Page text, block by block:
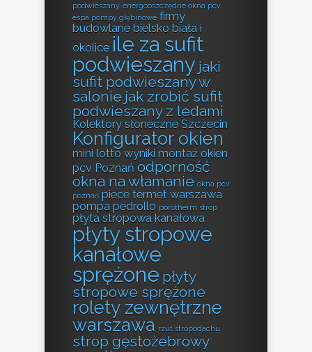
podwieszany energooszczędne okna pcv
espa pompy głębinowe firmy
budowlane bielsko biała i
okolice ile za sufit
podwieszany jaki
sufit podwieszany w
salonie jak zrobić sufit
podwieszany z ledami
Kolektory słoneczne Szczecin
Konfigurator okien
mini lotto wyniki montaż okien
pcv Poznań odporność
okna na włamanie okna pcv
poznań piece termet warszawa
pompa pedrollo porotherm strop
płyta stropowa kanałowa
płyty stropowe
kanałowe
sprężone płyty
stropowe sprężone
rolety zewnętrzne
warszawa rzut stropodachu
strop gęstożebrowy